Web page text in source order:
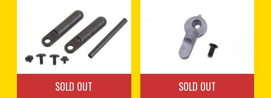
SOLD OUT SOLD OUT